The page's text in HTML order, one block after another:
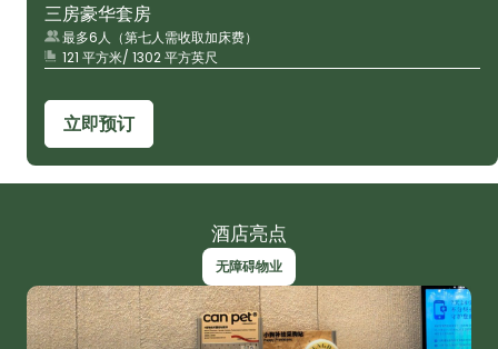
三房豪华套房
最多6人（第七人需收取加床费）
121 平方米/ 1302 平方英尺
立即预订
酒店亮点
无障碍物业